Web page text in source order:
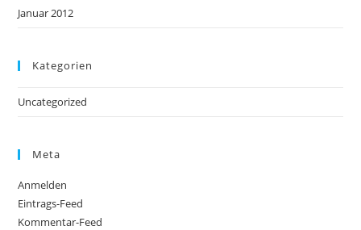
Januar 2012
Kategorien
Uncategorized
Meta
Anmelden
Eintrags-Feed
Kommentar-Feed